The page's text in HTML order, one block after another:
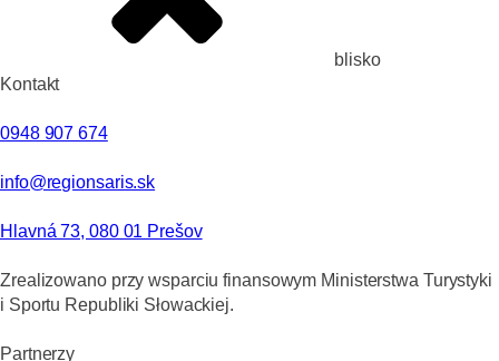
blisko
Kontakt
0948 907 674
info@regionsaris.sk
Hlavná 73, 080 01 Prešov
Zrealizowano przy wsparciu finansowym Ministerstwa Turystyki
i Sportu Republiki Słowackiej.
Partnerzy